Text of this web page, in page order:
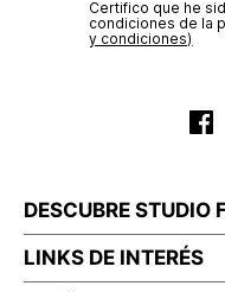
Certifico que he
condiciones de la
y condiciones)
DESCUBRE STUDIO
LINKS DE INTERÉS